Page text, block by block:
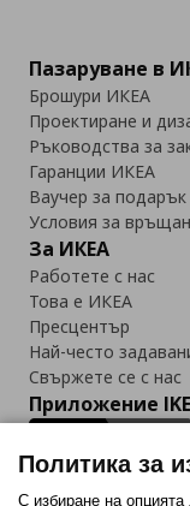
Пазаруване в
Брошури ИКЕА
Проектиране и
Ръководства за
Гаранции ИКЕА
Ваучер за
Условия за
За ИКЕА
Работете с нас
Това е ИКЕА
Пресцентър
Най-често
Свържете се с нас
Приложение
Политика за
С избиране на